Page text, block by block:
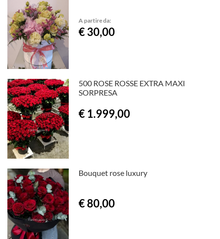
A partire da:
€ 30,00
500 ROSE ROSSE EXTRA MAXI
SORPRESA
€ 1.999,00
Bouquet rose luxury
€ 80,00